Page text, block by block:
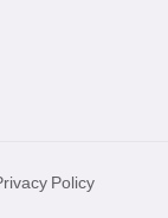
Policy